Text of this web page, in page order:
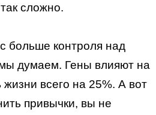
сложно.
больше контроля над
думаем. Гены влияют на
всего на 25%. А вот
привычки, вы не